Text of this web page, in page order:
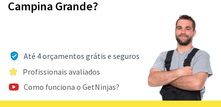
Campina Grande?
Até 4 orçamentos grátis e seguros
Profissionais avaliados
Como funciona o GetNinjas?